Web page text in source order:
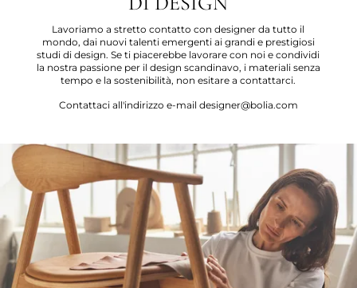
Lavoriamo a stretto contatto con designer da tutto il
mondo, dai nuovi talenti emergenti ai grandi e prestigiosi
studi di design. Se ti piacerebbe lavorare con noi e condividi
la nostra passione per il design scandinavo, i materiali senza
tempo e la sostenibilità, non esitare a contattarci.
Contattaci all'indirizzo e-mail designer@bolia.com